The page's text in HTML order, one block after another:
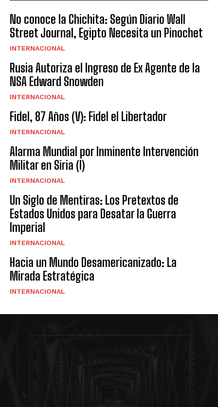
No conoce la Chichita: Según Diario Wall
Street Journal, Egipto Necesita un Pinochet
INTERNACIONAL
Rusia Autoriza el Ingreso de Ex Agente de la
NSA Edward Snowden
INTERNACIONAL
Fidel, 87 Años (V): Fidel el Libertador
INTERNACIONAL
Alarma Mundial por Inminente Intervención
Militar en Siria (I)
INTERNACIONAL
Un Siglo de Mentiras: Los Pretextos de
Estados Unidos para Desatar la Guerra
Imperial
INTERNACIONAL
Hacia un Mundo Desamericanizado: La
Mirada Estratégica
INTERNACIONAL